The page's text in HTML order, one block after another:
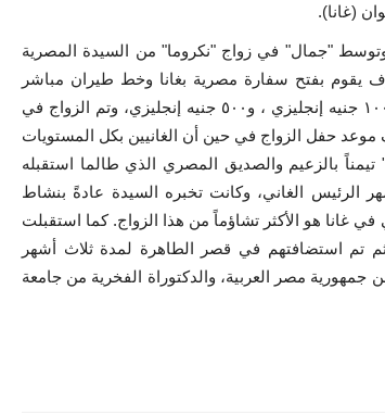
(غانا).
"جمال" في زواج "نكروما" من السيدة المصرية
يقوم بفتح سفارة مصرية بغانا وخط طيران مباشر
يُمكنها من السفر إليها في أي وقت، وتمت شبكتها بخاتم ألماس بـ ١٠٠ جنيه إنجليزي ، و٥٠٠ جنيه إنجليزي، وتم الزواج في
أن"ناصر" عرف موعد حفل الزواج في حين أن الغانيين بكل المستويات
تيمناً بالزعيم والصديق المصري الذي طالما استقبله
الرئيس الغاني، وكانت تخبره السيدة عادةً بنشاط
في غانا هو الأكثر تشاؤماً من هذا الزواج. كما استقبلت
ارسلت لهما طائرة ثم تم استضافتهم في قصر الطاهرة لمدة ثلاث أشهر
مصر العربية، والدكتوراة الفخرية من جامعة